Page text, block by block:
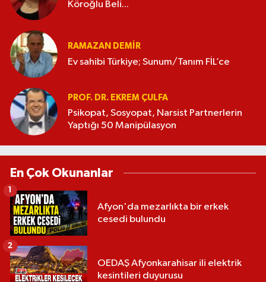
Köroğlu Beli...
RAMAZAN DEMİR
Ev sahibi Türkiye; Sunum/Tanım FİL’ce
PROF. DR. EKREM ÇULFA
Psikopat, Sosyopat, Narsist Partnerlerin
Yaptığı 50 Manipülasyon
En Çok Okunanlar
Afyon'da mezarlıkta bir erkek
cesedi bulundu
1
OEDAŞ Afyonkarahisar ili elektrik
kesintileri duyurusu
2